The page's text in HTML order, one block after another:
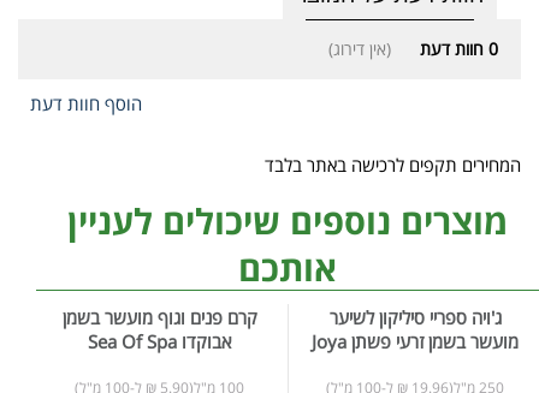
0 חוות דעת (אין דירוג)
הוסף חוות דעת
המחירים תקפים לרכישה באתר בלבד
מוצרים נוספים שיכולים לעניין
אותכם
ג'ויה ספריי סיליקון לשיער
מועשר בשמן זרעי פשתן Joya
250 מ"ל(19.96 ₪ ל-100 מ"ל)
קרם פנים וגוף מועשר בשמן
אבוקדו Sea Of Spa
100 מ"ל(5.90 ₪ ל-100 מ"ל)